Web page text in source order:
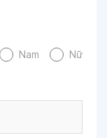
Nam Nữ